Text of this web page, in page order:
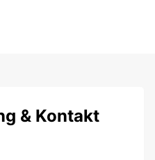
& Kontakt